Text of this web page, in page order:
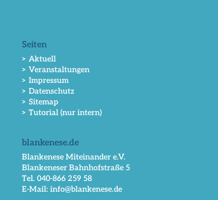
Seiten
> Aktuell
> Veranstaltungen
> Impressum
> Datenschutz
> Sitemap
> Tutorial (nur intern)
blankenese.de
Blankenese Miteinander e.V.
Blankeneser Bahnhofstraße 5
Tel. 040-866 259 58
E-Mail: info@blankenese.de